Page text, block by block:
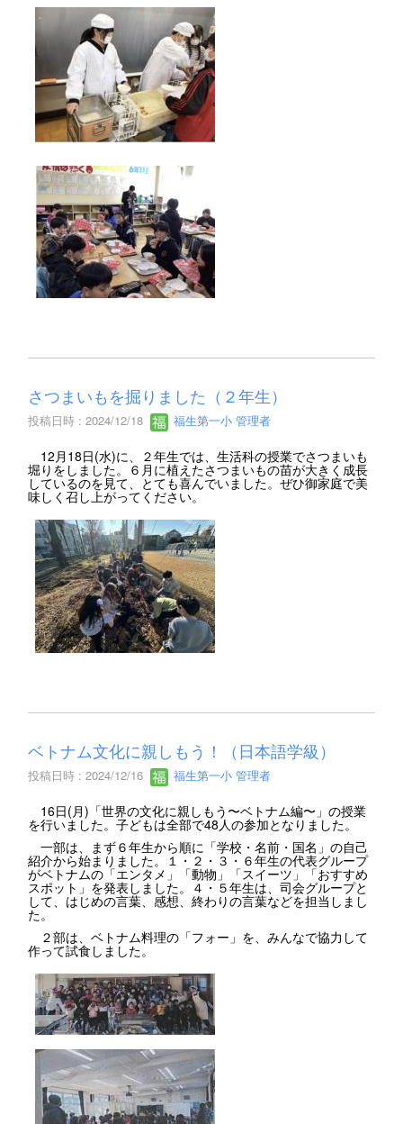
さつまいもを掘りました（２年生）
投稿日時 : 2024/12/18 福生第一小 管理者
12月18日(水)に、２年生では、生活科の授業でさつまいも
堀りをしました。６月に植えたさつまいもの苗が大きく成長
しているのを見て、とても喜んでいました。ぜひ御家庭で美
味しく召し上がってください。
ベトナム文化に親しもう！（日本語学級）
投稿日時 : 2024/12/16 福生第一小 管理者
16日(月)「世界の文化に親しもう〜ベトナム編〜」の授業
を行いました。子どもは全部で48人の参加となりました。
一部は、まず６年生から順に「学校・名前・国名」の自己
紹介から始まりました。１・２・３・６年生の代表グループ
がベトナムの「エンタメ」「動物」「スイーツ」「おすすめ
スポット」を発表しました。４・５年生は、司会グループと
して、はじめの言葉、感想、終わりの言葉などを担当しまし
た。
２部は、ベトナム料理の「フォー」を、みんなで協力して
作って試食しました。